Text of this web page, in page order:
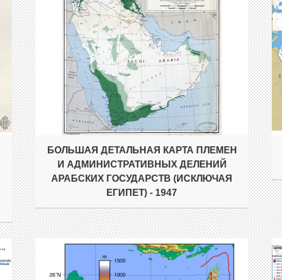
БОЛЬШАЯ ДЕТАЛЬНАЯ КАРТА ПЛЕМЕН
И АДМИНИСТРАТИВНЫХ ДЕЛЕНИЙ
АРАБСКИХ ГОСУДАРСТВ (ИСКЛЮЧАЯ
ЕГИПЕТ) - 1947